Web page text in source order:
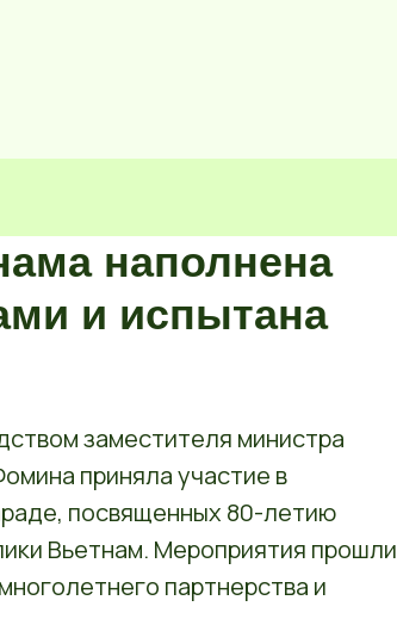
наполнена
и испытана
заместителя министра
приняла участие в
посвященных 80-летию
Вьетнам. Мероприятия прошли
партнерства и